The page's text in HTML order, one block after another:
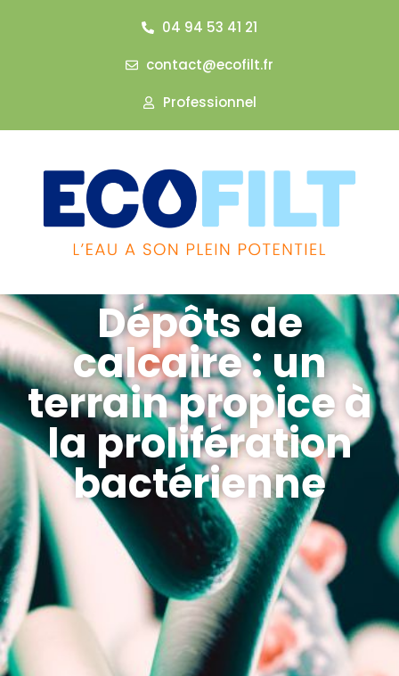
04 94 53 41 21
contact@ecofilt.fr
Professionnel
Dépôts de
calcaire : un
terrain propice à
la prolifération
bactérienne